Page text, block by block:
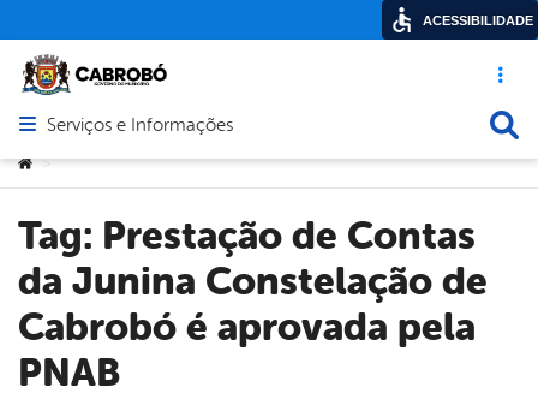
Acesso
Abrir menu principal de navegação
Serviços e Informações
Você está aqui:
>
Tag: Prestação de Contas
da Junina Constelação de
Cabrobó é aprovada pela
PNAB
ACESSIBILIDADE